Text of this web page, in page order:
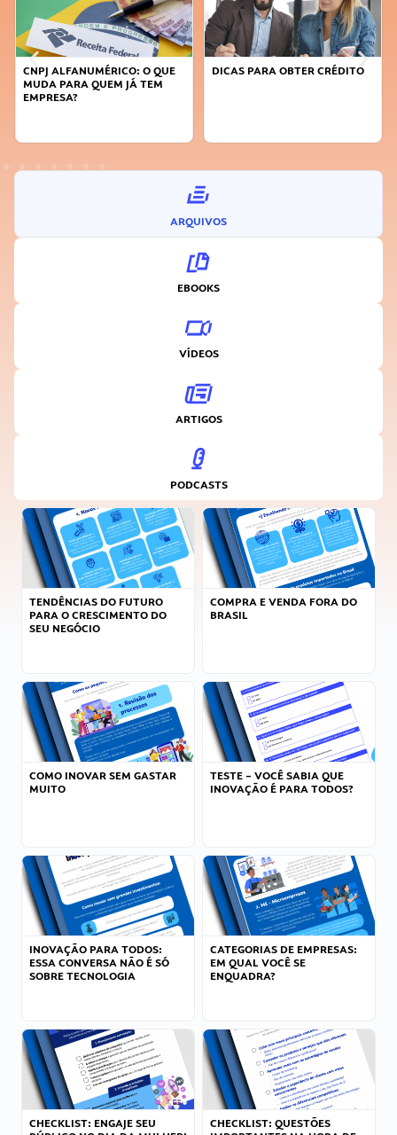
CNPJ ALFANUMÉRICO: O QUE
MUDA PARA QUEM JÁ TEM
EMPRESA?
DICAS PARA OBTER CRÉDITO
ARQUIVOS
EBOOKS
VÍDEOS
ARTIGOS
PODCASTS
TENDÊNCIAS DO FUTURO
PARA O CRESCIMENTO DO
SEU NEGÓCIO
COMPRA E VENDA FORA DO
BRASIL
COMO INOVAR SEM GASTAR
MUITO
TESTE – VOCÊ SABIA QUE
INOVAÇÃO É PARA TODOS?
INOVAÇÃO PARA TODOS:
ESSA CONVERSA NÃO É SÓ
SOBRE TECNOLOGIA
CATEGORIAS DE EMPRESAS:
EM QUAL VOCÊ SE
ENQUADRA?
CHECKLIST: ENGAJE SEU
CHECKLIST: QUESTÕES